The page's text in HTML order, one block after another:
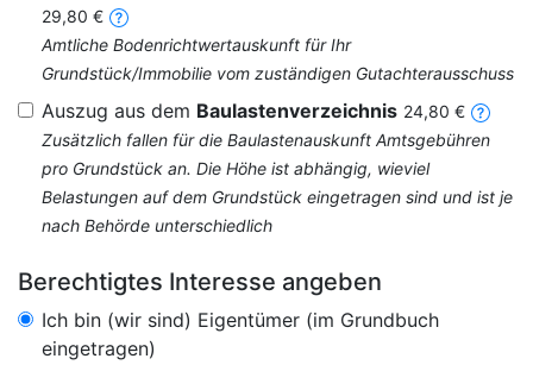
29,80 €
Amtliche Bodenrichtwertauskunft für Ihr
Grundstück/Immobilie vom zuständigen Gutachterausschuss
Auszug aus dem Baulastenverzeichnis 24,80 €
Zusätzlich fallen für die Baulastenauskunft Amtsgebühren
pro Grundstück an. Die Höhe ist abhängig, wieviel
Belastungen auf dem Grundstück eingetragen sind und ist je
nach Behörde unterschiedlich
Berechtigtes Interesse angeben
Ich bin (wir sind) Eigentümer (im Grundbuch
eingetragen)